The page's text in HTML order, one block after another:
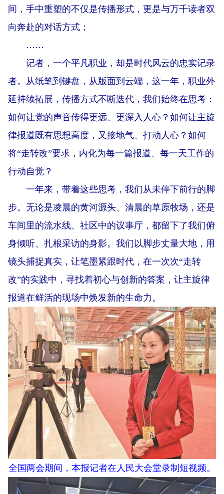
间，手中重塑的不仅是传播形式，更是与万千读者双
向奔赴的对话方式；
……
记者，一个平凡职业，却是时代风云的忠实记录
者。从纸笔到键盘，从版面到云端，这一年，职业外
延持续拓展，传播方式不断迭代，我们始终在思考：
如何让党的声音传得更远、更深入人心？如何让主旋
律报道既有思想高度，又接地气、打动人心？如何
将“走转改”要求，内化为每一篇报道、每一天工作的
行动自觉？
一年来，带着这些思考，我们从未停下前行的脚
步。无论是凌晨的黄河源头、清晨的草原牧场，还是
车间里的流水线、社区中的议事厅，都留下了我们俯
身倾听、扎根采访的身影。我们以脚步丈量大地，用
镜头捕捉真实，让笔墨紧跟时代，在一次次“走转
改”的实践中，寻找着初心与创新的答案，让主旋律
报道在鲜活的现场中焕发新的生命力。
全国两会期间，本报记者在人民大会堂录制短视频。